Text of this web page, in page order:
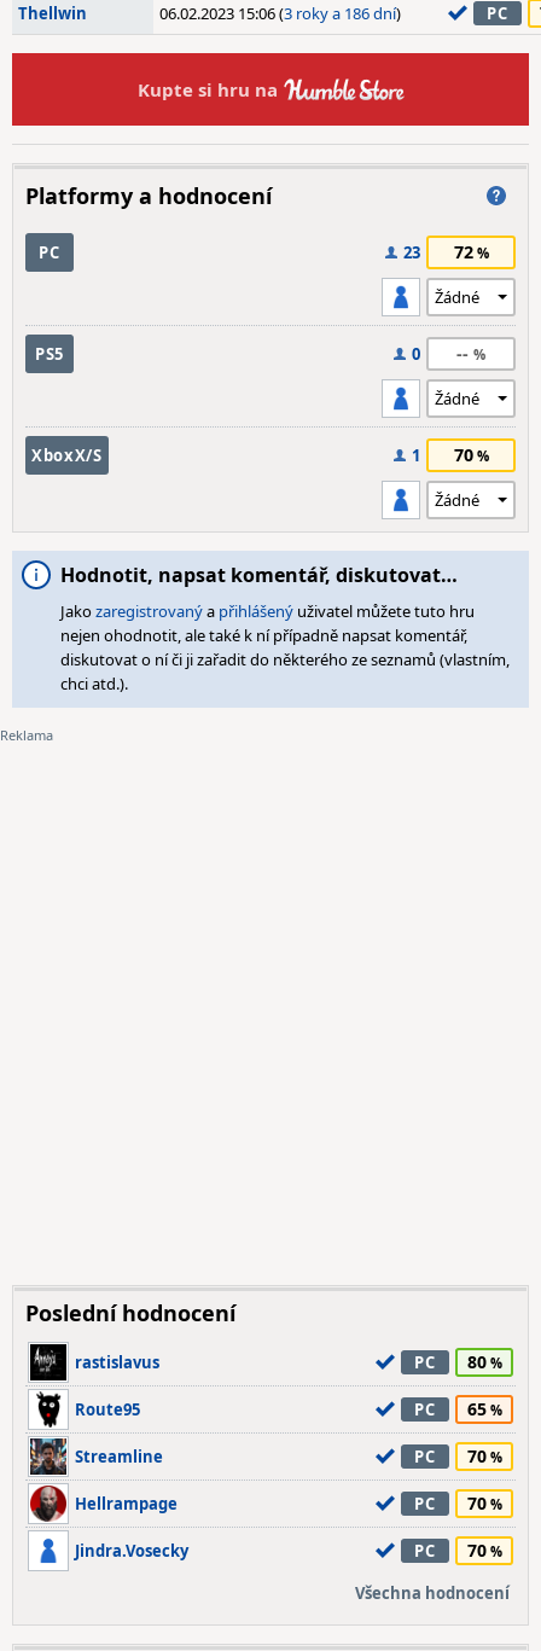
Thellwin 06.02.2023 15:06 (3 roky a 186 dní) PC
Kupte si hru na
Platformy a hodnocení
PC 23 72
PS5 0 --
XboxX/S 1 70
Hodnotit, napsat komentář, diskutovat…
Jakozaregistrovanýa přihlášený uživatel můžete tuto hru
nejen ohodnotit, ale také k ní případně napsat komentář,
diskutovat o ní či ji zařadit do některého ze seznamů (vlastním,
chci atd.).
Poslední hodnocení
rastislavus PC 80
Route95 PC 65
Streamline PC 70
Hellrampage PC 70
Jindra.Vosecky PC 70
Všechna hodnocení